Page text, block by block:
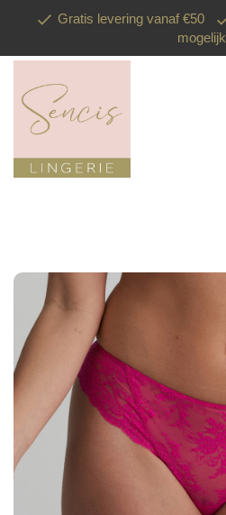
Gratis levering vanaf €50
mogelijk